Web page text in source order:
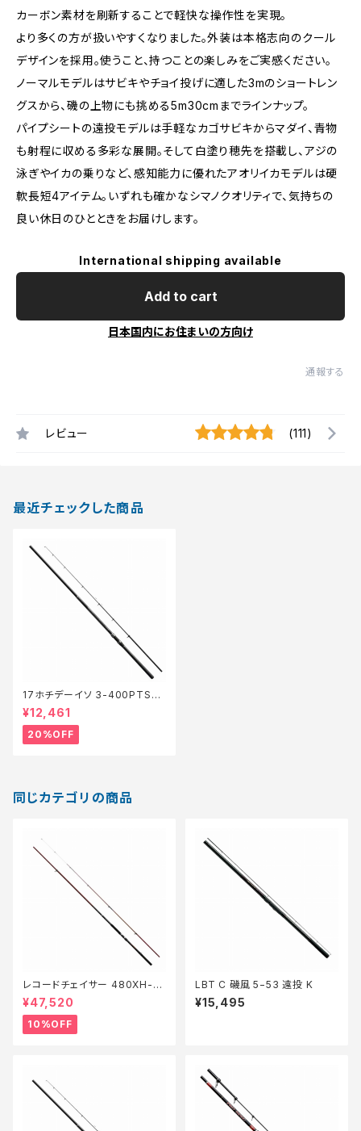
カーボン素材を刷新することで軽快な操作性を実現。
より多くの方が扱いやすくなりました。外装は本格志向のクール
デザインを採用。使うこと、持つことの楽しみをご実感ください。
ノーマルモデルはサビキやチョイ投げに適した3mのショートレン
グスから、磯の上物にも挑める5m30cmまでラインナップ。
パイプシートの遠投モデルは手軽なカゴサビキからマダイ、青物
も射程に収める多彩な展開。そして白塗り穂先を搭載し、アジの
泳ぎやイカの乗りなど、感知能力に優れたアオリイカモデルは硬
軟長短4アイテム。いずれも確かなシマノクオリティで、気持ちの
良い休日のひとときをお届けします。
International shipping available
Add to cart
日本国内にお住まいの方向け
通報する
レビュー (111)
最近チェックした商品
17ホチデーイソ 3-400PTS
【特価ロッド】【20】
¥12,461
20%OFF
同じカテゴリの商品
レコードチェイサー 480XH-T
【継続セール_ロッド】【10】
¥47,520
10%OFF
LBT C 磯風 5−53 遠投 K
¥15,495